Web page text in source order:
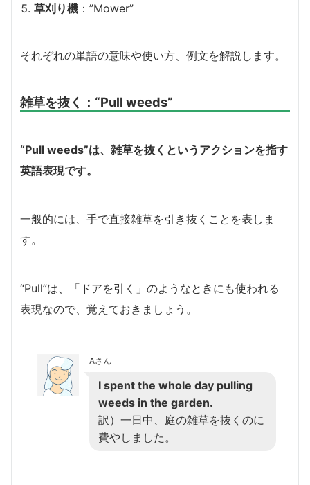
草刈り機 ：”Mower”
それぞれの単語の意味や使い方、例文を解説します。
雑草を抜く： “Pull weeds”
“Pull weeds”は、雑草を抜くというアクションを指す
英語表現です。
一般的には、手で直接雑草を引き抜くことを表しま
す。
“Pull”は、「ドアを引く」のようなときにも使われる
表現なので、覚えておきましょう。
Aさん
I spent the whole day pulling
weeds in the garden.
訳）一日中、庭の雑草を抜くのに
費やしました。